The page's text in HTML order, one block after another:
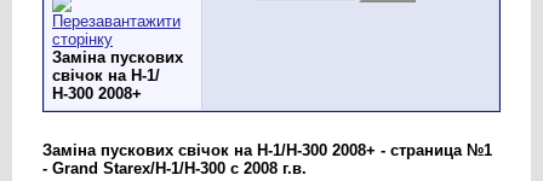
Заміна пускових
свічок на Н-1/
Н-300 2008+
Заміна пускових свічок на Н-1/Н-300 2008+ - страница №1
- Grand Starex/H-1/H-300 с 2008 г.в.